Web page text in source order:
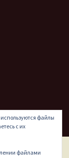
файлы
с их
файлами